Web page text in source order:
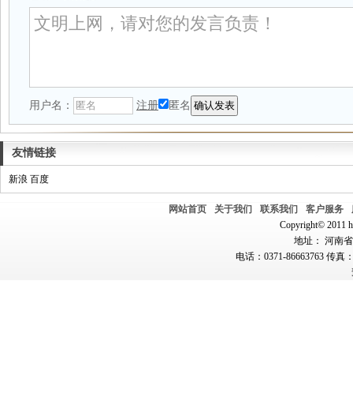
用户名： 注册 匿名
友情链接
新浪 百度
网站首页 关于我们 联系我们 客户服务
Copyright© 2011
地址： 河南
电话：0371-86663763 传真